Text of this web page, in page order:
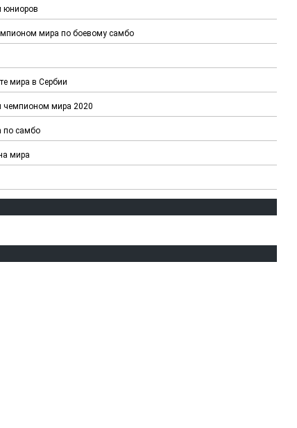
юниоров
мира по боевому самбо
мира в Сербии
чемпионом мира 2020
по самбо
мира